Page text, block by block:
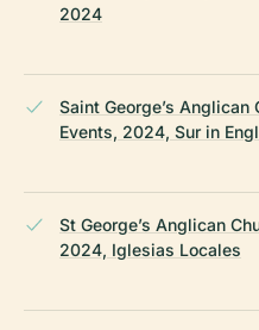
2024
Saint George’s
Events, 2024, Sur in
St George’s Anglican
2024, Iglesias Locales